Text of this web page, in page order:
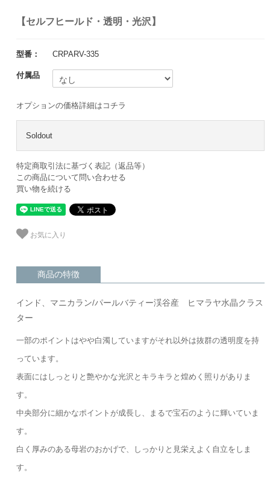
【セルフヒールド・透明・光沢】
型番： CRPARV-335
付属品
オプションの価格詳細はコチラ
Soldout
特定商取引法に基づく表記（返品等）
この商品について問い合わせる
買い物を続ける
お気に入り
商品の特徴
インド、マニカラン/パールバティー渓谷産 ヒマラヤ水晶クラス
ター
一部のポイントはやや白濁していますがそれ以外は抜群の透明度を持
っています。
表面にはしっとりと艶やかな光沢とキラキラと煌めく照りがありま
す。
中央部分に細かなポイントが成長し、まるで宝石のように輝いていま
す。
白く厚みのある母岩のおかげで、しっかりと見栄えよく自立をしま
す。